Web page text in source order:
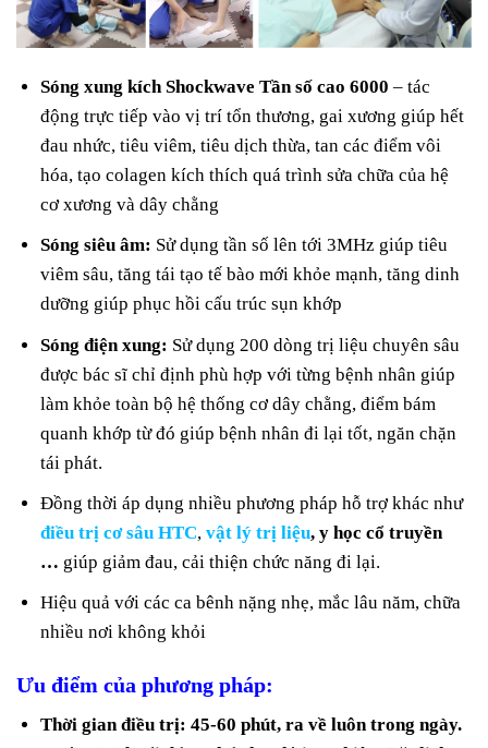
Sóng xung kích Shockwave Tần số cao 6000 – tác
động trực tiếp vào vị trí tổn thương, gai xương giúp hết
đau nhức, tiêu viêm, tiêu dịch thừa, tan các điểm vôi
hóa, tạo colagen kích thích quá trình sửa chữa của hệ
cơ xương và dây chằng
Sóng siêu âm: Sử dụng tần số lên tới 3MHz giúp tiêu
viêm sâu, tăng tái tạo tế bào mới khỏe mạnh, tăng dinh
dưỡng giúp phục hồi cấu trúc sụn khớp
Sóng điện xung: Sử dụng 200 dòng trị liệu chuyên sâu
được bác sĩ chỉ định phù hợp với từng bệnh nhân giúp
làm khỏe toàn bộ hệ thống cơ dây chằng, điểm bám
quanh khớp từ đó giúp bệnh nhân đi lại tốt, ngăn chặn
tái phát.
Đồng thời áp dụng nhiều phương pháp hỗ trợ khác như
điều trị cơ sâu HTC,vật lý trị liệu, y học cổ truyền
… giúp giảm đau, cải thiện chức năng đi lại.
Hiệu quả với các ca bênh nặng nhẹ, mắc lâu năm, chữa
nhiều nơi không khỏi
Ưu điểm của phương pháp:
Thời gian điều trị: 45-60 phút, ra về luôn trong ngày.